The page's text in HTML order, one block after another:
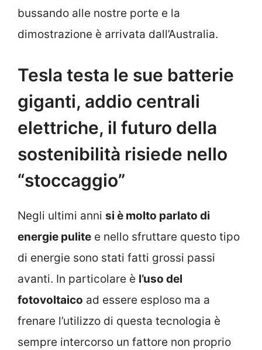
bussando alle nostre porte e la
dimostrazione è arrivata dall’Australia.
Tesla testa le sue batterie
giganti, addio centrali
elettriche, il futuro della
sostenibilità risiede nello
“stoccaggio”
Negli ultimi anni si è molto parlato di
energie pulite e nello sfruttare questo tipo
di energie sono stati fatti grossi passi
avanti. In particolare è l’uso del
fotovoltaico ad essere esploso ma a
frenare l’utilizzo di questa tecnologia è
sempre intercorso un fattore non proprio